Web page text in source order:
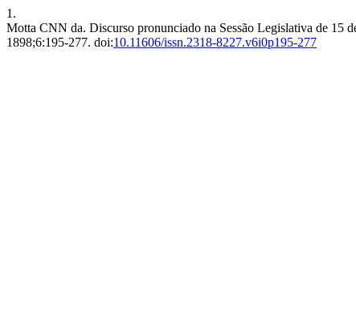
1.
Motta CNN da. Discurso pronunciado na Sessão Legislativa de 15
1898;6:195-277. doi:10.11606/issn.2318-8227.v6i0p195-277